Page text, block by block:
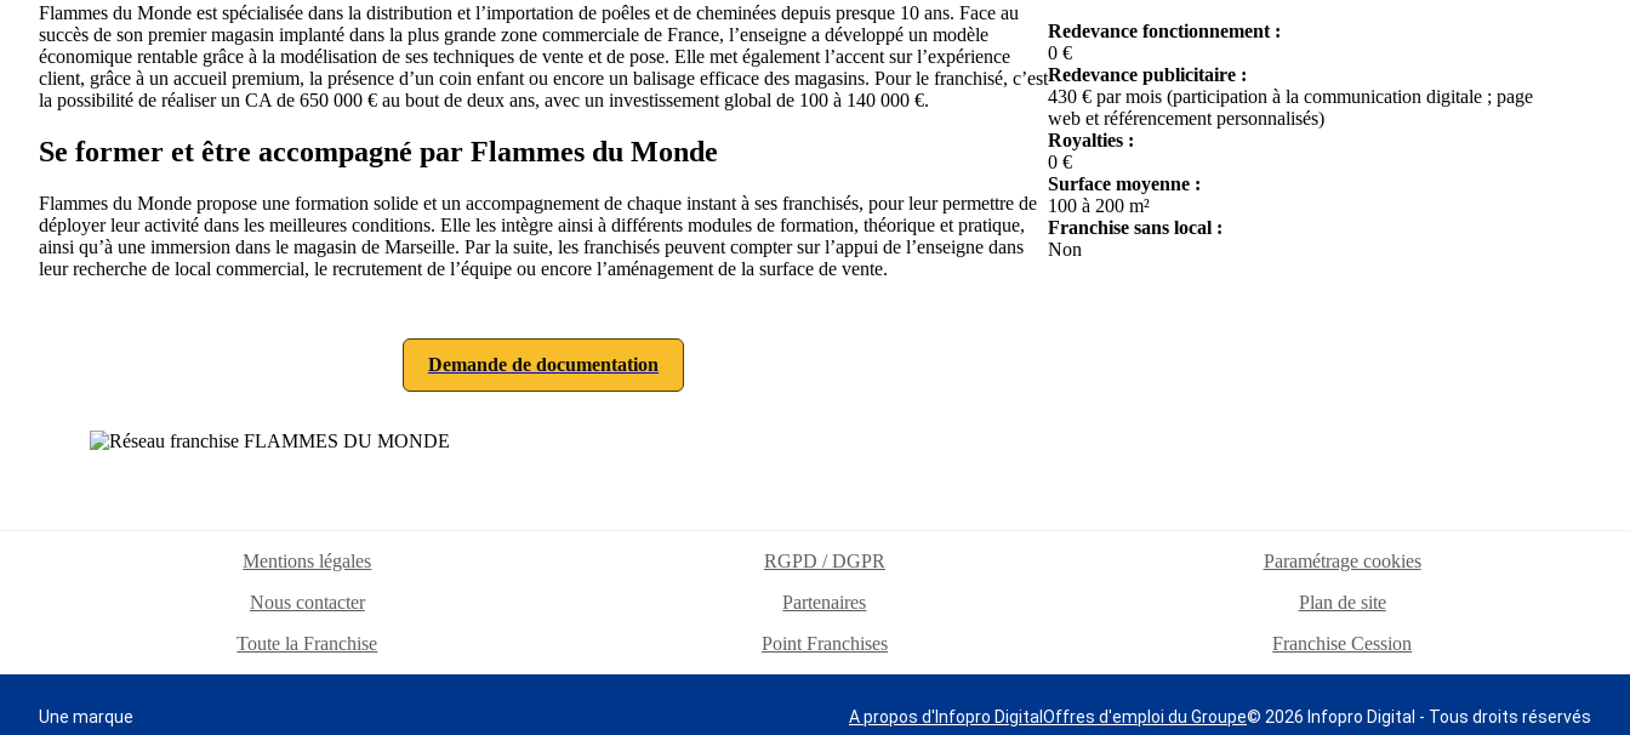
Flammes du Monde est spécialisée dans la distribution et l’importation de poêles et de cheminées depuis presque 10 ans. Face au
succès de son premier magasin implanté dans la plus grande zone commerciale de France, l’enseigne a développé un modèle
économique rentable grâce à la modélisation de ses techniques de vente et de pose. Elle met également l’accent sur l’expérience
client, grâce à un accueil premium, la présence d’un coin enfant ou encore un balisage efficace des magasins. Pour le franchisé, c’est
la possibilité de réaliser un CA de 650 000 € au bout de deux ans, avec un investissement global de 100 à 140 000 €.
Se former et être accompagné par Flammes du Monde
Flammes du Monde propose une formation solide et un accompagnement de chaque instant à ses franchisés, pour leur permettre de
déployer leur activité dans les meilleures conditions. Elle les intègre ainsi à différents modules de formation, théorique et pratique,
ainsi qu’à une immersion dans le magasin de Marseille. Par la suite, les franchisés peuvent compter sur l’appui de l’enseigne dans
leur recherche de local commercial, le recrutement de l’équipe ou encore l’aménagement de la surface de vente.
Demande de documentation
Redevance fonctionnement :
0 €
Redevance publicitaire :
430 € par mois (participation à la communication digitale ; page
web et référencement personnalisés)
Royalties :
0 €
Surface moyenne :
100 à 200 m²
Franchise sans local :
Non
Mentions légales RGPD / DGPR
Paramétrage cookies
Nous contacter
Partenaires
Plan de site
Toute la Franchise
Point Franchises Franchise Cession
Une marque A propos d'Infopro Digital Offres d'emploi du Groupe© 2026 Infopro Digital - Tous droits réservés